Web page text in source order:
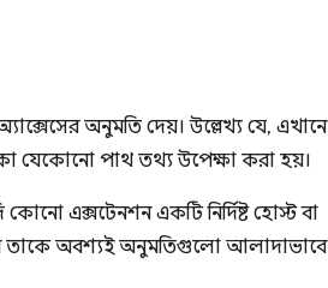
অনুমতি দেয়। উল্লেখ্য যে, এখানে
যেকোনো পাথ তথ্য উপেক্ষা করা হয়।
এক্সটেনশন একটি নির্দিষ্ট হোস্ট বা
তাকে অবশ্যই অনুমতিগুলো আলাদাভাবে